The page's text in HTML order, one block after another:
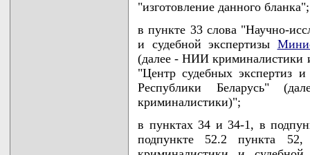
"изготовление данного бланка";
в пункте 33 слова "Научно-
и судебной экспертизы
(далее - НИИ криминалистики
"Центр судебных экспертиз
Республики Беларусь"
криминалистики)";
в пунктах 34 и 34-1, в
подпункте 52.2 пункта